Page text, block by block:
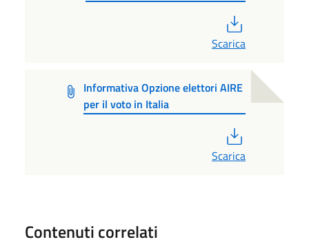
Scarica
Informativa Opzione elettori AIRE
per il voto in Italia
Scarica
Contenuti correlati